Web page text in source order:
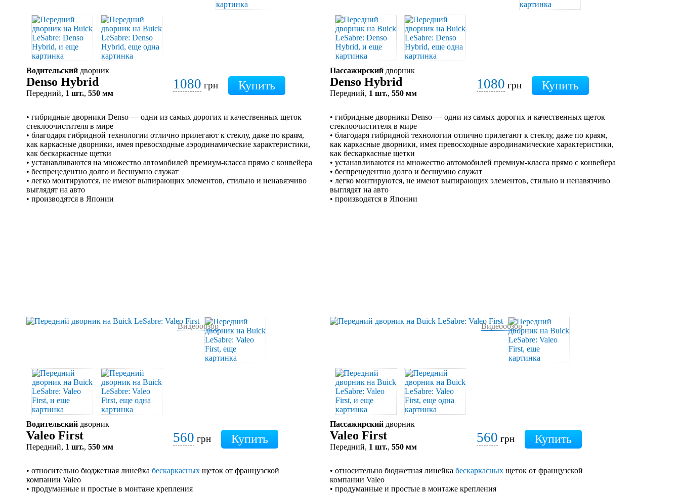
Водительский дворник
Denso Hybrid
Передний, 1 шт., 550 мм
1080 грн
• гибридные дворники Denso — одни из самых дорогих и качественных щеток
стеклоочистителя в мире
• благодаря гибридной технологии отлично прилегают к стеклу, даже по краям,
как каркасные дворники, имея превосходные аэродинамические характеристики,
как бескаркасные щетки
• устанавливаются на множество автомобилей премиум-класса прямо с конвейера
• беспрецедентно долго и бесшумно служат
• легко монтируются, не имеют выпирающих элементов, стильно и ненавязчиво
выглядят на авто
• производятся в Японии
Пассажирский дворник
Denso Hybrid
Передний, 1 шт., 550 мм
1080 грн
• гибридные дворники Denso — одни из самых дорогих и качественных щеток
стеклоочистителя в мире
• благодаря гибридной технологии отлично прилегают к стеклу, даже по краям,
как каркасные дворники, имея превосходные аэродинамические характеристики,
как бескаркасные щетки
• устанавливаются на множество автомобилей премиум-класса прямо с конвейера
• беспрецедентно долго и бесшумно служат
• легко монтируются, не имеют выпирающих элементов, стильно и ненавязчиво
выглядят на авто
• производятся в Японии
Видеообзор
Водительский дворник
Valeo First
Передний, 1 шт., 550 мм
560 грн
• относительно бюджетная линейка бескаркасных щеток от французской
компании Valeo
• продуманные и простые в монтаже крепления
Видеообзор
Пассажирский дворник
Valeo First
Передний, 1 шт., 550 мм
560 грн
• относительно бюджетная линейка бескаркасных щеток от французской
компании Valeo
• продуманные и простые в монтаже крепления